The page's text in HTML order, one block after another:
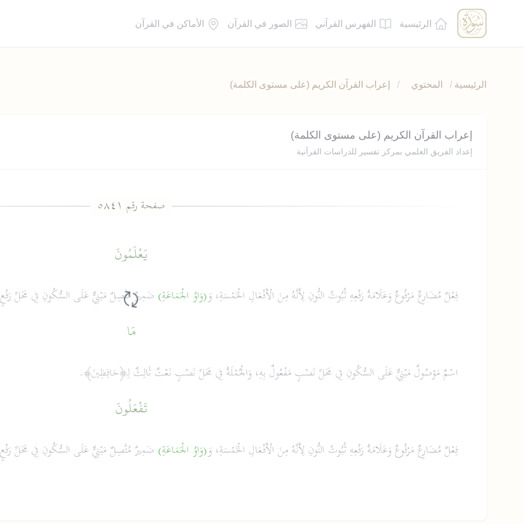
الرئيسية الفهرس القرآني الصور في القرآن الأماكن في القرآن
الرئيسية / المحتوي / إعراب القرآن الكريم (على مستوى الكلمة)
إعراب القرآن الكريم (على مستوى الكلمة)
إعداد الفريق العلمي بمركز تفسير للدراسات القرآنية
يَعْلَمُونَ
فِعْلٌ مُضَارِعٌ مَرْفُوعٌ وَعَلَامَةُ رَفْعِهِ ثُبُوتُ النُّونِ لِأَنَّهُ مِنَ الْأَفْعَالِ الْخَمْسَةِ، وَ(وَاوُ الْجَمَاعَةِ) ضَمِيرٌ مُتَّصِلٌ مَبْنِيٌّ عَلَى السُّكُونِ فِي مَحَلِّ
مَا
اسْمٌ مَوْصُولٌ مَبْنِيٌّ عَلَى السُّكُونِ فِي مَحَلِّ نَصْبٍ مَفْعُولٌ بِهِ، وَالْجُمْلَةُ فِي مَحَلِّ نَصْبٍ نَعْتٌ ثَالِثٌ لِـ﴿حَافِظِينَ﴾.
تَفْعَلُونَ
فِعْلٌ مُضَارِعٌ مَرْفُوعٌ وَعَلَامَةُ رَفْعِهِ ثُبُوتُ النُّونِ لِأَنَّهُ مِنَ الْأَفْعَالِ الْخَمْسَةِ، وَ(وَاوُ الْجَمَاعَةِ) ضَمِيرٌ مُتَّصِلٌ مَبْنِيٌّ عَلَى السُّكُونِ فِي مَحَلِّ